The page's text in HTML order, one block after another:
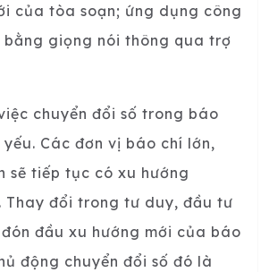
của tòa soạn; ứng dụng công
bằng giọng nói thông qua trợ
chuyển đổi số trong báo
Các đơn vị báo chí lớn,
sẽ tiếp tục có xu hướng
Thay đổi trong tư duy, đầu tư
đầu xu hướng mới của báo
động chuyển đổi số đó là